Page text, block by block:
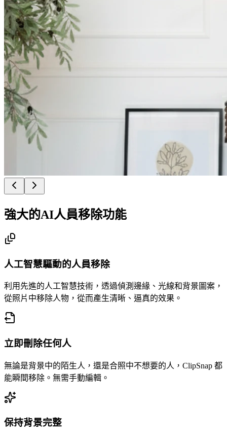
強大的AI人員移除功能
人工智慧驅動的人員移除
利用先進的人工智慧技術，透過偵測邊緣、光線和背景圖案，
從照片中移除人物，從而產生清晰、逼真的效果。
立即刪除任何人
無論是背景中的陌生人，還是合照中不想要的人，ClipSnap 都
能瞬間移除。無需手動編輯。
保持背景完整